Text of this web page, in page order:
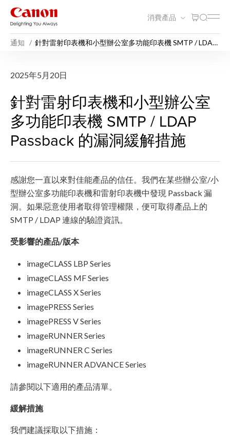
消費產品
通知
針對雷射印表機和小型辦公室多功能印表機 SMTP / LDAP
針對雷射印表機和小型辦公
2025年5月20日
針對雷射印表機和小型辦公室
多功能印表機 SMTP / LDAP
Passback 的漏洞緩解措施
感謝您一直以來對佳能產品的信任。我們在某些辦公室/小
型辦公室多功能印表機和雷射印表機中發現 Passback 漏
洞。如果惡意使用者取得管理權限，便可取得產品上的
SMTP / LDAP 連線的驗證資訊。
受影響的產品/版本
imageCLASS LBP Series
imageCLASS MF Series
imageCLASS X Series
imagePRESS Series
imagePRESS V Series
imageRUNNER Series
imageRUNNER C Series
imageRUNNER ADVANCE Series
請參閱以下適用的產品清單。
緩解措施
我們建議採取以下措施：